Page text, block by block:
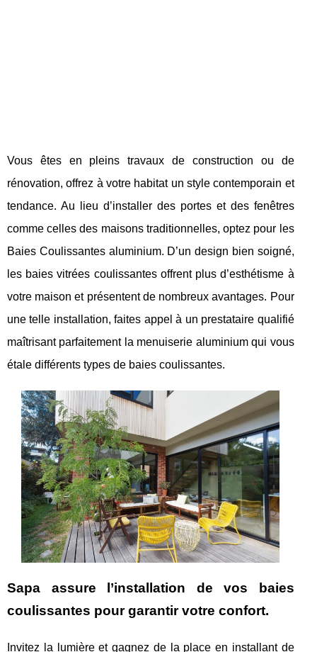
Vous êtes en pleins travaux de construction ou de
rénovation, offrez à votre habitat un style contemporain et
tendance. Au lieu d’installer des portes et des fenêtres
comme celles des maisons traditionnelles, optez pour les
Baies Coulissantes aluminium. D’un design bien soigné,
les baies vitrées coulissantes offrent plus d’esthétisme à
votre maison et présentent de nombreux avantages. Pour
une telle installation, faites appel à un prestataire qualifié
maîtrisant parfaitement la menuiserie aluminium qui vous
étale différents types de baies coulissantes.
Sapa assure l’installation de vos baies
coulissantes pour garantir votre confort.
Invitez la lumière et gagnez de la place en installant de